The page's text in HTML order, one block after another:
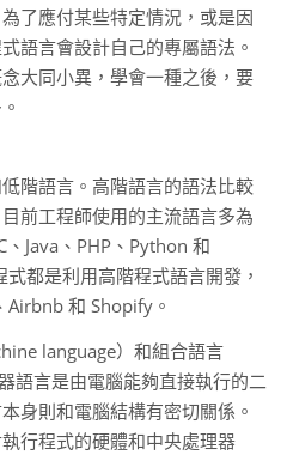
了應付某些特定情況，或是因
語言會設計自己的專屬語法。
大同小異，學會一種之後，要
階語言。高階語言的語法比較
前工程師使用的主流語言多為
Java、PHP、Python 和
都是利用高階程式語言開發，
和 Shopify。
language）和組合語言
語言是由電腦能夠直接執行的二
身則和電腦結構有密切關係。
行程式的硬體和中央處理器